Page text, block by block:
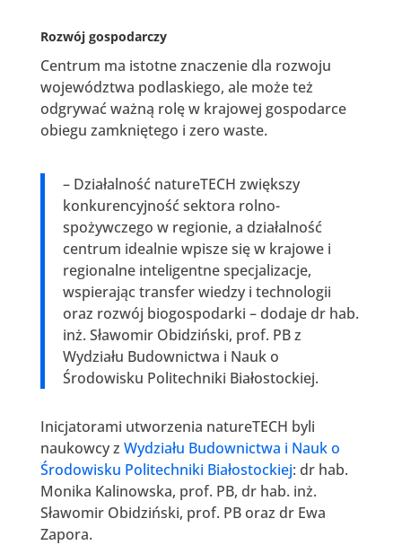
Rozwój gospodarczy
Centrum ma istotne znaczenie dla rozwoju
województwa podlaskiego, ale może też
odgrywać ważną rolę w krajowej gospodarce
obiegu zamkniętego i zero waste.
– Działalność natureTECH zwiększy
konkurencyjność sektora rolno-
spożywczego w regionie, a działalność
centrum idealnie wpisze się w krajowe i
regionalne inteligentne specjalizacje,
wspierając transfer wiedzy i technologii
oraz rozwój biogospodarki – dodaje dr hab.
inż. Sławomir Obidziński, prof. PB z
Wydziału Budownictwa i Nauk o
Środowisku Politechniki Białostockiej.
Inicjatorami utworzenia natureTECH byli
naukowcy z Wydziału Budownictwa i Nauk o
Środowisku Politechniki Białostockiej: dr hab.
Monika Kalinowska, prof. PB, dr hab. inż.
Sławomir Obidziński, prof. PB oraz dr Ewa
Zapora.